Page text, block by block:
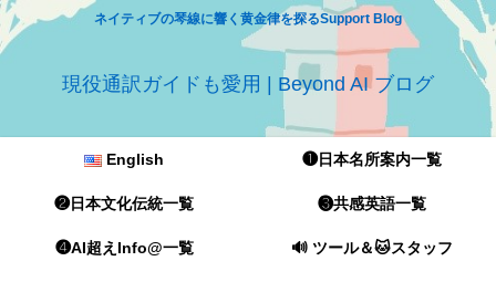
ネイティブの琴線に響く黄金律を探るSupport Blog
現役通訳ガイドも愛用 | Beyond AI ブログ
English ❶日本名所案内一覧
❷日本文化伝統一覧 ❸共感英語一覧
❹AI超えInfo@一覧 🔊 ツール＆🐱スタッフ